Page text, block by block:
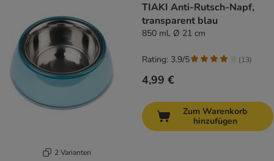
2 Varianten
TIAKI Anti-Rutsch-Napf,
transparent blau
850 ml, Ø 21 cm
4,99 €
Rating: 3.9/5 (13)
Zum Warenkorb
hinzufügen